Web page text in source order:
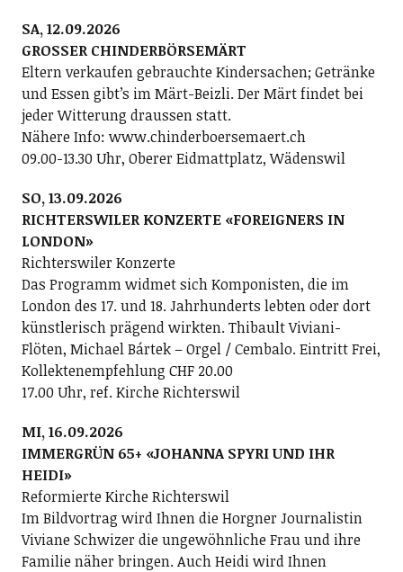
SA, 12.09.2026
GROSSER CHINDERBÖRSEMÄRT
Eltern verkaufen gebrauchte Kindersachen; Getränke
und Essen gibt’s im Märt-Beizli. Der Märt findet bei
jeder Witterung draussen statt.
Nähere Info: www.chinderboersemaert.ch
09.00-13.30 Uhr, Oberer Eidmattplatz, Wädenswil
SO, 13.09.2026
RICHTERSWILER KONZERTE «FOREIGNERS IN
LONDON»
Richterswiler Konzerte
Das Programm widmet sich Komponisten, die im
London des 17. und 18. Jahrhunderts lebten oder dort
künstlerisch prägend wirkten. Thibault Viviani-
Flöten, Michael Bártek – Orgel / Cembalo. Eintritt Frei,
Kollektenempfehlung CHF 20.00
17.00 Uhr, ref. Kirche Richterswil
MI, 16.09.2026
IMMERGRÜN 65+ «JOHANNA SPYRI UND IHR
HEIDI»
Reformierte Kirche Richterswil
Im Bildvortrag wird Ihnen die Horgner Journalistin
Viviane Schwizer die ungewöhnliche Frau und ihre
Familie näher bringen. Auch Heidi wird Ihnen